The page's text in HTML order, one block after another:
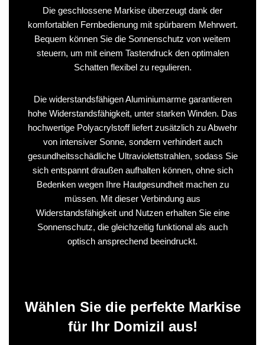
Die geschlossene Markise überzeugt dank der
komfortablen Fernbedienung mit spürbarem Mehrwert.
Bequem können Sie die Sonnenschutz von weitem
steuern, um mit einem Tastendruck den optimalen
Schatten flexibel zu regulieren.
Die widerstandsfähigen Aluminiumarme garantieren
hohe Widerstandsfähigkeit, unter starken Winden. Das
hochwertige Polyacrylstoff liefert zusätzlich zu Abwehr
von intensiver Sonne, sondern verhindert auch
gesundheitsschädliche Ultraviolettstrahlen, sodass Sie
sich entspannt draußen aufhalten können, ohne sich
Bedenken wegen Ihre Hautgesundheit machen zu
müssen. Mit dieser Verbindung aus
Widerstandsfähigkeit und Nutzen erhalten Sie eine
Sonnenschutz, die gleichzeitig funktional als auch
optisch ansprechend beeindruckt.
Wählen Sie die perfekte Markise
für Ihr Domizil aus!